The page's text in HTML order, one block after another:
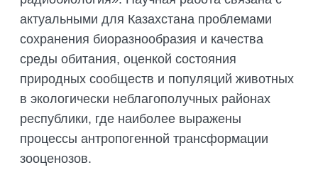
актуальными для Казахстана проблемами
сохранения биоразнообразия и качества
среды обитания, оценкой состояния
природных сообществ и популяций животных
в экологически неблагополучных районах
республики, где наиболее выражены
процессы антропогенной трансформации
зооценозов.